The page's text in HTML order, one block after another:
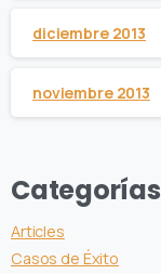
diciembre 2013
noviembre 2013
Categorías
Articles
Casos de Éxito